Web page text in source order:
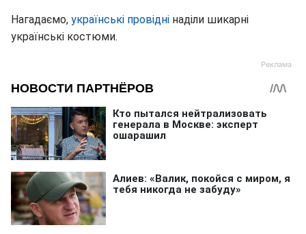
Нагадаємо, українські провідні наділи шикарні
українські костюми.